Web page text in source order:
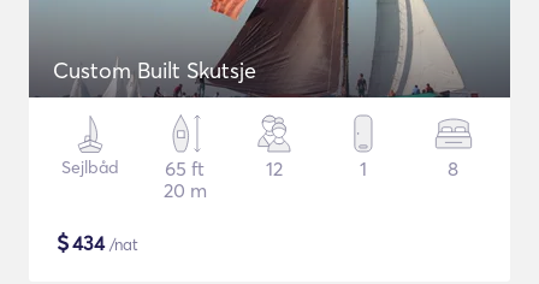
Custom Built Skutsje
Sejlbåd
65 ft
20 m
12 1 8
$434/nat